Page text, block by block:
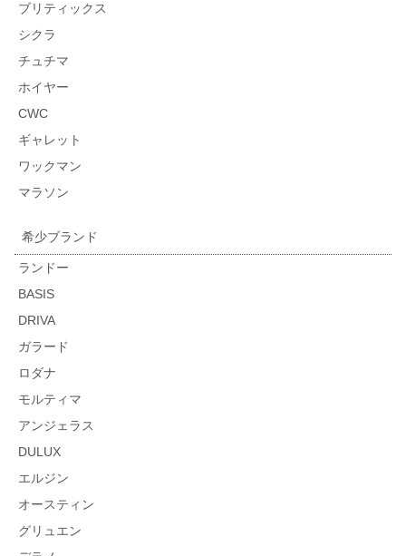
ブリティックス
シクラ
チュチマ
ホイヤー
CWC
ギャレット
ワックマン
マラソン
希少ブランド
ランドー
BASIS
DRIVA
ガラード
ロダナ
モルティマ
アンジェラス
DULUX
エルジン
オースティン
グリュエン